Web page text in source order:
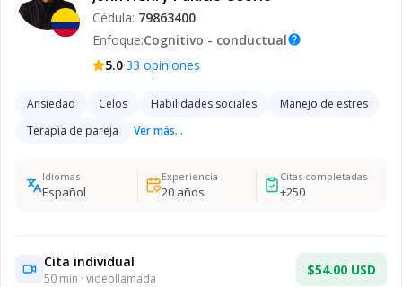
Cédula: 79863400
Enfoque:Cognitivo - conductualhelp
5.0·33 opiniones
Ansiedad Celos Habilidades sociales
Manejo de estres
Terapia de pareja
Ver más...
Idiomas
Español
Experiencia
20años
Citas completadas
+250
Cita individual
50 min · videollamada
$54.00 USD